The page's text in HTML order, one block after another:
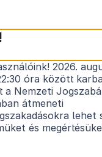
2/
indokolása
2024. 03.
2026.
óra között
a Nemzeti
átmeneti
lehet
és